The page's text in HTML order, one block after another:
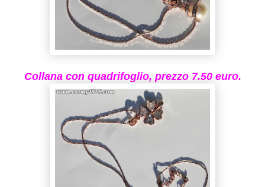
Collana con quadrifoglio, prezzo 7.50 euro.